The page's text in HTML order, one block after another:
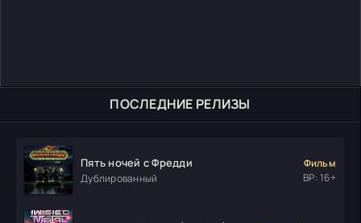
ПОСЛЕДНИЕ РЕЛИЗЫ
Пять ночей с Фредди
Дублированный
Фильм
ВР: 16+